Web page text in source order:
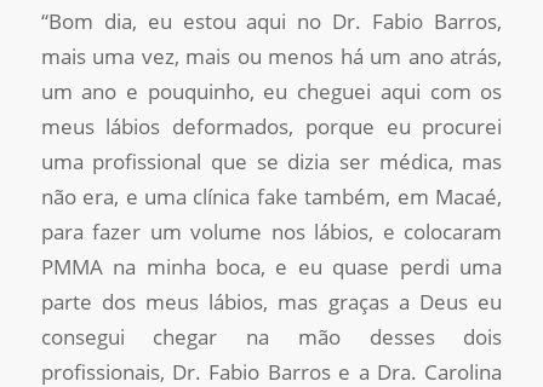
“Bom dia, eu estou aqui no Dr. Fabio Barros,
mais uma vez, mais ou menos há um ano atrás,
um ano e pouquinho, eu cheguei aqui com os
meus lábios deformados, porque eu procurei
uma profissional que se dizia ser médica, mas
não era, e uma clínica fake também, em Macaé,
para fazer um volume nos lábios, e colocaram
PMMA na minha boca, e eu quase perdi uma
parte dos meus lábios, mas graças a Deus eu
consegui chegar na mão desses dois
profissionais, Dr. Fabio Barros e a Dra. Carolina